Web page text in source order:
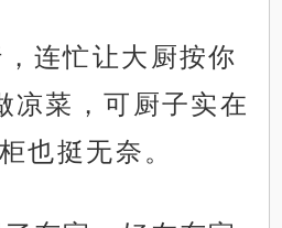
连忙让大厨按你
凉菜，可厨子实在
也挺无奈。